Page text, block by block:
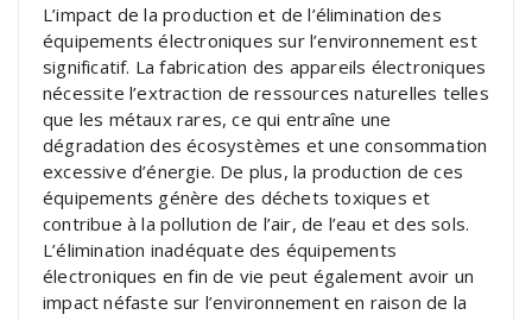
L’impact de la production et de l’élimination des
équipements électroniques sur l’environnement est
significatif. La fabrication des appareils électroniques
nécessite l’extraction de ressources naturelles telles
que les métaux rares, ce qui entraîne une
dégradation des écosystèmes et une consommation
excessive d’énergie. De plus, la production de ces
équipements génère des déchets toxiques et
contribue à la pollution de l’air, de l’eau et des sols.
L’élimination inadéquate des équipements
électroniques en fin de vie peut également avoir un
impact néfaste sur l’environnement en raison de la